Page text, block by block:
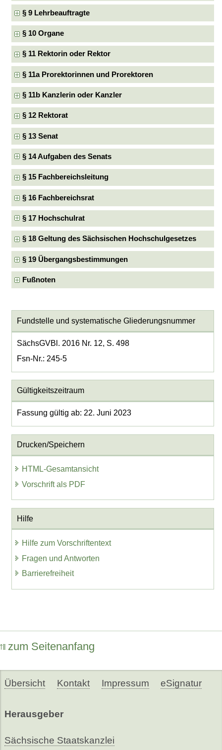
§ 9 Lehrbeauftragte
§ 10 Organe
§ 11 Rektorin oder Rektor
§ 11a Prorektorinnen und Prorektoren
§ 11b Kanzlerin oder Kanzler
§ 12 Rektorat
§ 13 Senat
§ 14 Aufgaben des Senats
§ 15 Fachbereichsleitung
§ 16 Fachbereichsrat
§ 17 Hochschulrat
§ 18 Geltung des Sächsischen Hochschulgesetzes
§ 19 Übergangsbestimmungen
Fußnoten
Fundstelle und systematische Gliederungsnummer
SächsGVBl. 2016 Nr. 12, S. 498
Fsn-Nr.: 245-5
Gültigkeitszeitraum
Fassung gültig ab: 22. Juni 2023
Drucken/Speichern
HTML-Gesamtansicht
Vorschrift als PDF
Hilfe
Hilfe zum Vorschriftentext
Fragen und Antworten
Barrierefreiheit
zum Seitenanfang
Übersicht Kontakt Impressum eSignatur
Herausgeber
Sächsische Staatskanzlei